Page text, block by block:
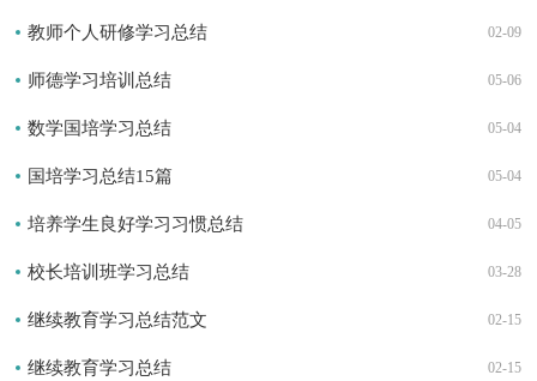
02-09
教师个人研修学习总结
05-06
师德学习培训总结
05-04
数学国培学习总结
05-04
国培学习总结15篇
04-05
培养学生良好学习习惯总结
03-28
校长培训班学习总结
02-15
继续教育学习总结范文
02-15
继续教育学习总结